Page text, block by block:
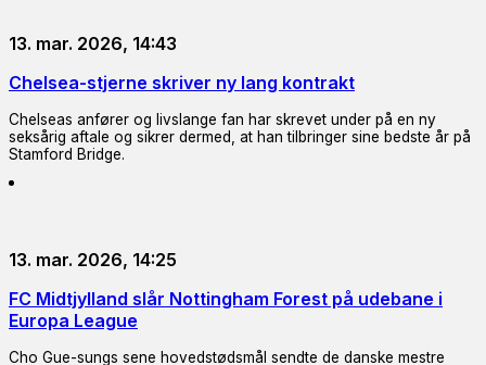
13. mar. 2026, 14:43
Chelsea-stjerne skriver ny lang kontrakt
Chelseas anfører og livslange fan har skrevet under på en ny
seksårig aftale og sikrer dermed, at han tilbringer sine bedste år på
Stamford Bridge.
13. mar. 2026, 14:25
FC Midtjylland slår Nottingham Forest på udebane i
Europa League
Cho Gue-sungs sene hovedstødsmål sendte de danske mestre